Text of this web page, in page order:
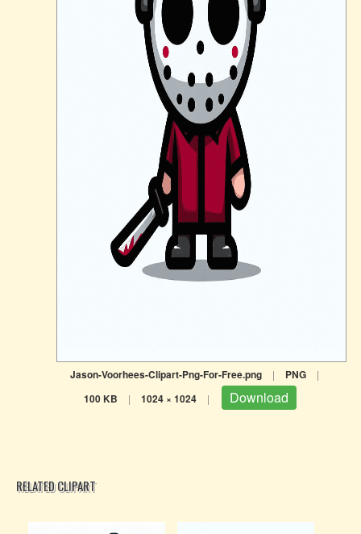
Jason-Voorhees-Clipart-Png-For-Free.png | PNG |
100 KB | 1024 × 1024 | Download
RELATED CLIPART